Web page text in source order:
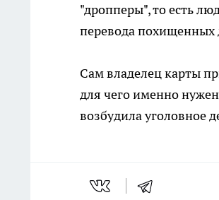
"дропперы", то есть
перевода похищенных
Сам владелец карты
для чего именно
возбудила уголовное